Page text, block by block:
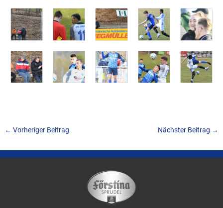
← Vorheriger Beitrag Nächster Beitrag →